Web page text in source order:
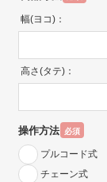
幅(ヨコ)：
高さ(タテ)：
操作方法 必須
プルコード式
チェーン式